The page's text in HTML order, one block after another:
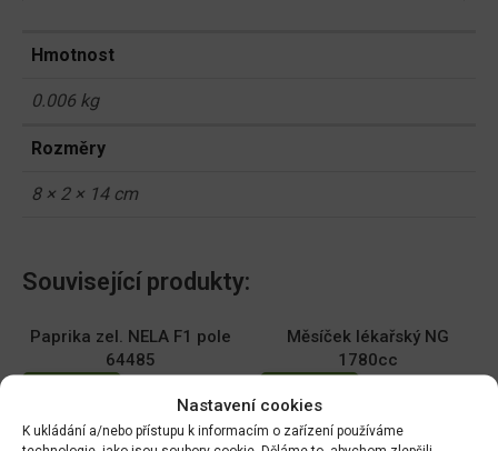
Nastavení cookies
K ukládání a/nebo přístupu k informacím o zařízení používáme
Hmotnost
0.006 kg
Rozměry
8 × 2 × 14 cm
Související produkty:
Paprika zel. NELA F1 pole
64485
Měsíček lékařský NG
1780cc